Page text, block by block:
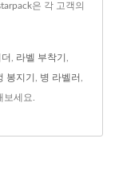
은 각 고객의
라벨 부착기
봉지기 병 라벨러
세요.